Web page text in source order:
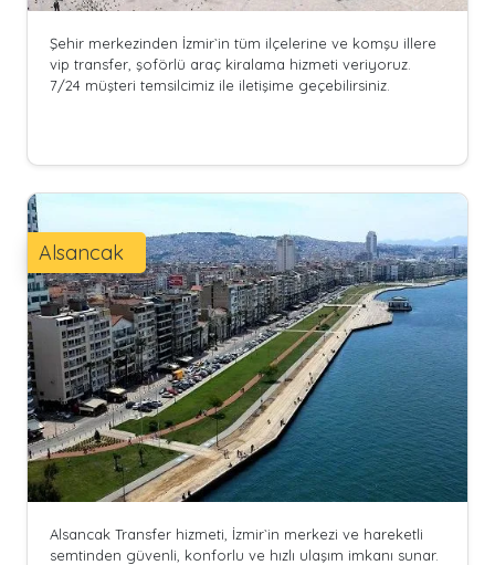
Şehir merkezinden İzmir`in tüm ilçelerine ve komşu illere
vip transfer, şoförlü araç kiralama hizmeti veriyoruz.
7/24 müşteri temsilcimiz ile iletişime geçebilirsiniz.
Alsancak Transfer hizmeti, İzmir`in merkezi ve hareketli
semtinden güvenli, konforlu ve hızlı ulaşım imkanı sunar.
Alsancak